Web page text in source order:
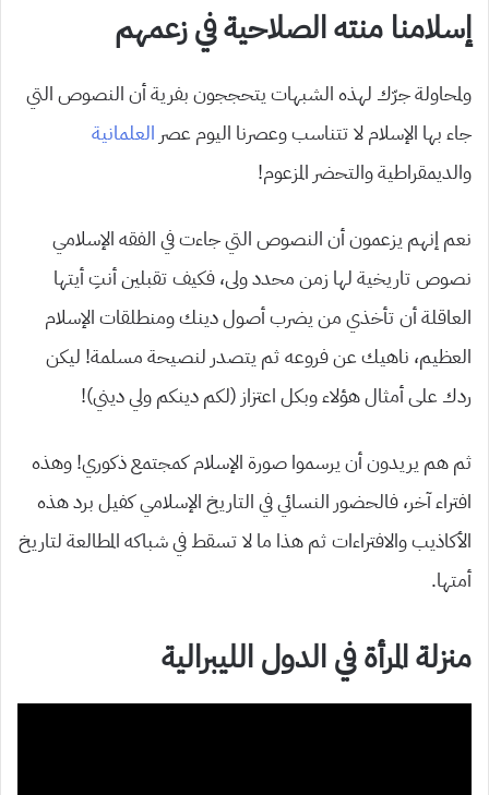
إسلامنا منته الصلاحية في زعمهم
ولمحاولة جرّك لهذه الشبهات يتحججون بفرية أن النصوص التي
جاء بها الإسلام لا تتناسب وعصرنا اليوم عصر العلمانية
والديمقراطية والتحضر المزعوم!
نعم إنهم يزعمون أن النصوص التي جاءت في الفقه الإسلامي
نصوص تاريخية لها زمن محدد ولى، فكيف تقبلين أنتِ أيتها
العاقلة أن تأخذي من يضرب أصول دينك ومنطلقات الإسلام
العظيم، ناهيك عن فروعه ثم يتصدر لنصيحة مسلمة! ليكن
ردك على أمثال هؤلاء وبكل اعتزاز (لكم دينكم ولي ديني)!
ثم هم يريدون أن يرسموا صورة الإسلام كمجتمع ذكوري! وهذه
افتراء آخر، فالحضور النسائي في التاريخ الإسلامي كفيل برد هذه
الأكاذيب والافتراءات ثم هذا ما لا تسقط في شباكه المطالعة لتاريخ
أمتها.
منزلة المرأة في الدول الليبرالية